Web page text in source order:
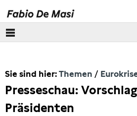
Europäisches Parlament
Themen
Sie sind hier: Themen
Presseschau:
Präsidenten